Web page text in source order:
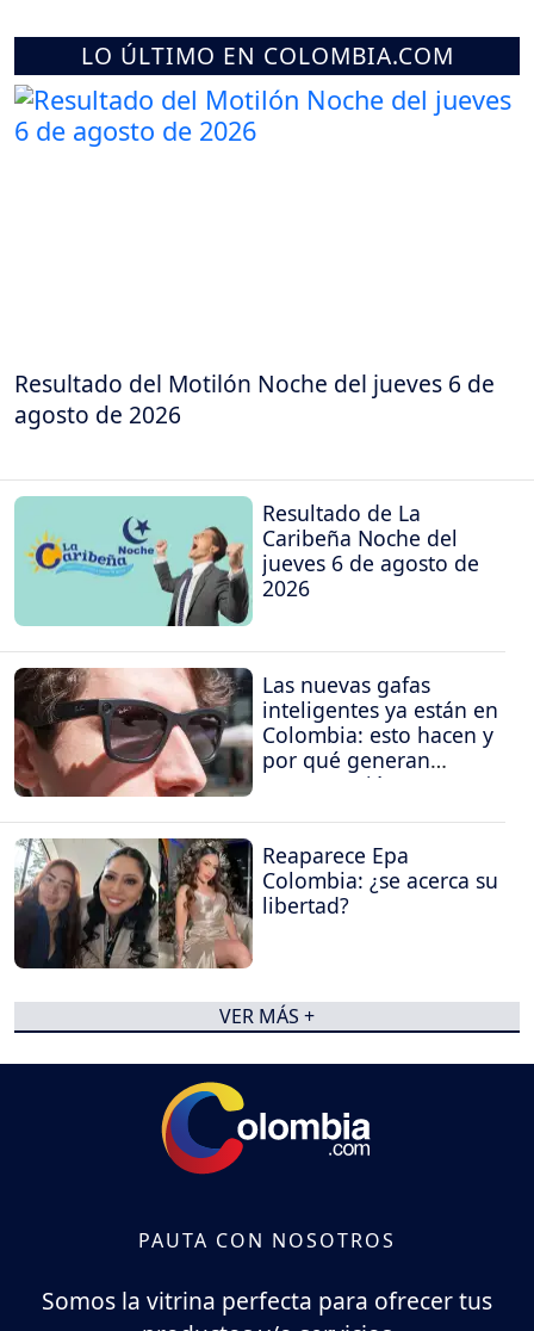
LO ÚLTIMO EN COLOMBIA.COM
Resultado del Motilón Noche del jueves 6 de
agosto de 2026
Resultado de La
Caribeña Noche del
jueves 6 de agosto de
2026
Las nuevas gafas
inteligentes ya están en
Colombia: esto hacen y
por qué generan
preocupación
Reaparece Epa
Colombia: ¿se acerca su
libertad?
VER MÁS +
PAUTA CON NOSOTROS
Somos la vitrina perfecta para ofrecer tus